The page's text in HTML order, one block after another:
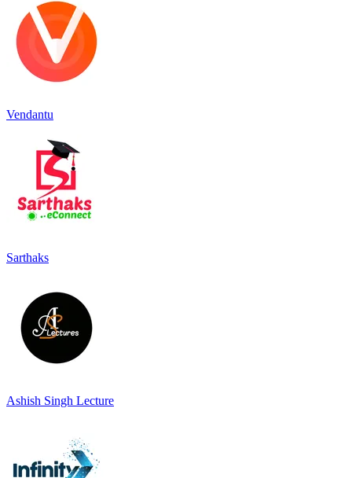
Vendantu
Sarthaks
Ashish Singh Lecture